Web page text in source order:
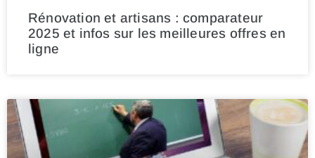
Rénovation et artisans : comparateur
2025 et infos sur les meilleures offres en
ligne